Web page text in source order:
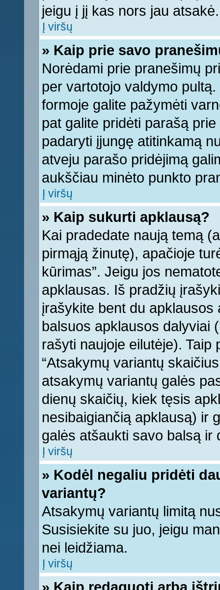
jeigu į jį kas nors jau atsakė.
Į viršų
» Kaip prie savo
Norėdami prie pranešimų
per vartotojo valdymo
formoje galite pažymėti
pat galite pridėti parašą
padaryti įjungę atitinkamą
atveju parašo pridėjimą
aukščiau minėto punkto
Į viršų
» Kaip sukurti apklausą?
Kai pradedate naują temą
pirmąją žinutę), apačioje
kūrimas”. Jeigu jos
apklausas. Iš pradžių
įrašykite bent du
balsuos apklausos dalyviai
rašyti naujoje eilutėje).
“Atsakymų variantų
atsakymų variantų galės
dienų skaičių, kiek tęsis
nesibaigiančią apklausą) ir
galės atšaukti savo balsą ir
Į viršų
» Kodėl negaliu pridėti
variantų?
Atsakymų variantų limitą
Susisiekite su juo, jeigu
nei leidžiama.
Į viršų